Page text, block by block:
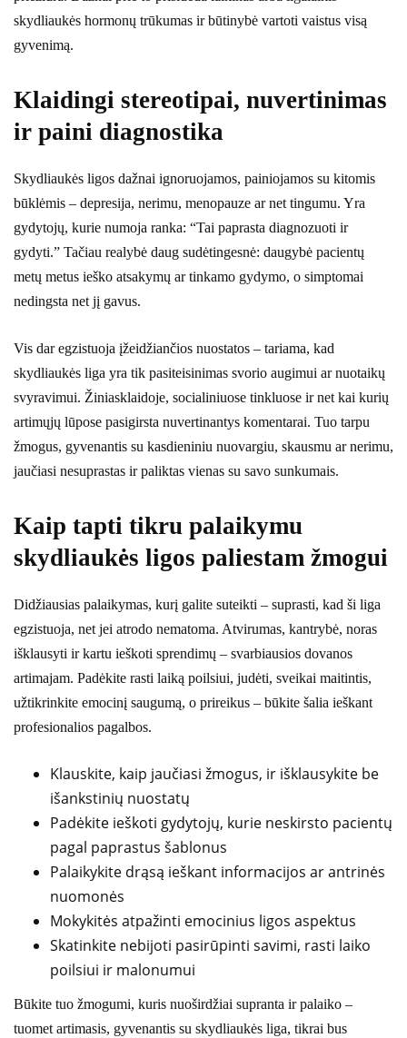
skydliaukės hormonų trūkumas ir būtinybė vartoti vaistus visą
gyvenimą.
Klaidingi stereotipai, nuvertinimas
ir paini diagnostika
Skydliaukės ligos dažnai ignoruojamos, painiojamos su kitomis
būklėmis – depresija, nerimu, menopauze ar net tingumu. Yra
gydytojų, kurie numoja ranka: “Tai paprasta diagnozuoti ir
gydyti.” Tačiau realybė daug sudėtingesnė: daugybė pacientų
metų metus ieško atsakymų ar tinkamo gydymo, o simptomai
nedingsta net jį gavus.
Vis dar egzistuoja įžeidžiančios nuostatos – tariama, kad
skydliaukės liga yra tik pasiteisinimas svorio augimui ar nuotaikų
svyravimui. Žiniasklaidoje, socialiniuose tinkluose ir net kai kurių
artimųjų lūpose pasigirsta nuvertinantys komentarai. Tuo tarpu
žmogus, gyvenantis su kasdieniniu nuovargiu, skausmu ar nerimu,
jaučiasi nesuprastas ir paliktas vienas su savo sunkumais.
Kaip tapti tikru palaikymu
skydliaukės ligos paliestam žmogui
Didžiausias palaikymas, kurį galite suteikti – suprasti, kad ši liga
egzistuoja, net jei atrodo nematoma. Atvirumas, kantrybė, noras
išklausyti ir kartu ieškoti sprendimų – svarbiausios dovanos
artimajam. Padėkite rasti laiką poilsiui, judėti, sveikai maitintis,
užtikrinkite emocinį saugumą, o prireikus – būkite šalia ieškant
profesionalios pagalbos.
Klauskite, kaip jaučiasi žmogus, ir išklausykite be
išankstinių nuostatų
Padėkite ieškoti gydytojų, kurie neskirsto pacientų
pagal paprastus šablonus
Palaikykite drąsą ieškant informacijos ar antrinės
nuomonės
Mokykitės atpažinti emocinius ligos aspektus
Skatinkite nebijoti pasirūpinti savimi, rasti laiko
poilsiui ir malonumui
Būkite tuo žmogumi, kuris nuoširdžiai supranta ir palaiko –
tuomet artimasis, gyvenantis su skydliaukės liga, tikrai bus